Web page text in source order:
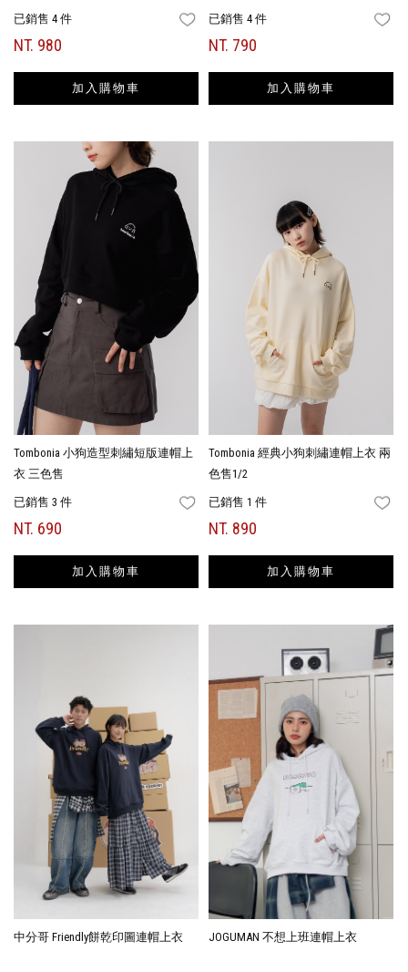
已銷售 4 件 FAVORITES
NT. 980
加入購物車
已銷售 4 件
NT. 790
加入購物車
Tombonia 小狗造型刺繡短版連帽上
衣 三色售
已銷售 3 件 FAVORITES
NT. 690
加入購物車
Tombonia 經典小狗刺繡連帽上衣 兩
色售1/2
已銷售 1 件
NT. 890
加入購物車
中分哥 Friendly餅乾印圖連帽上衣 JOGUMAN 不想上班連帽上衣